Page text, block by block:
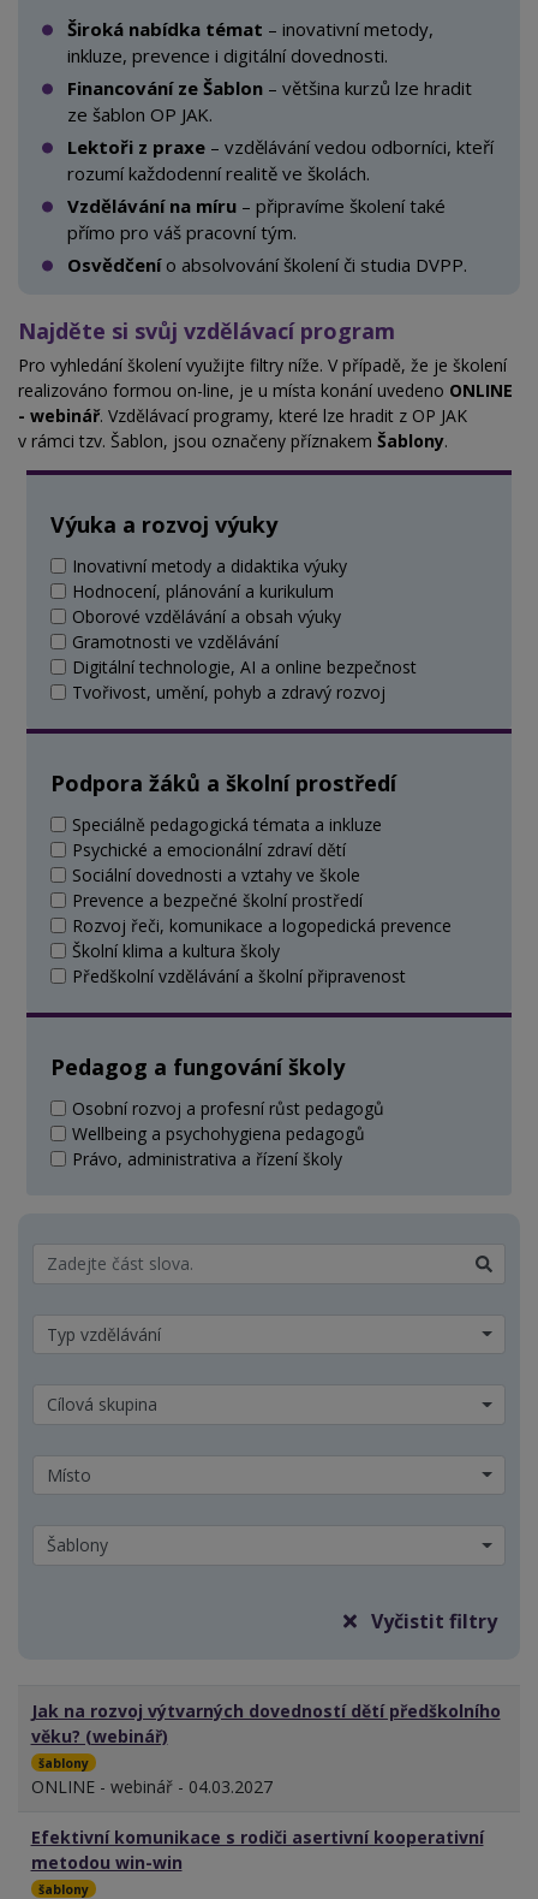
Široká nabídka témat – inovativní metody,
inkluze, prevence i digitální dovednosti.
Financování ze Šablon – většina kurzů lze hradit
ze šablon OP JAK.
Lektoři z praxe – vzdělávání vedou odborníci, kteří
rozumí každodenní realitě ve školách.
Vzdělávání na míru – připravíme školení také
přímo pro váš pracovní tým.
Osvědčenío absolvování školení či studia DVPP.
Najděte si svůj vzdělávací program
Pro vyhledání školení využijte filtry níže. V případě, že je školení
realizováno formou on-line, je u místa konání uvedeno ONLINE
- webinář. Vzdělávací programy, které lze hradit z OP JAK
v rámci tzv. Šablon, jsou označeny příznakem Šablony.
Výuka a rozvoj výuky
Inovativní metody a didaktika výuky
Hodnocení, plánování a kurikulum
Oborové vzdělávání a obsah výuky
Gramotnosti ve vzdělávání
Digitální technologie, AI a online bezpečnost
Tvořivost, umění, pohyb a zdravý rozvoj
Podpora žáků a školní prostředí
Speciálně pedagogická témata a inkluze
Psychické a emocionální zdraví dětí
Sociální dovednosti a vztahy ve škole
Prevence a bezpečné školní prostředí
Rozvoj řeči, komunikace a logopedická prevence
Školní klima a kultura školy
Předškolní vzdělávání a školní připravenost
Pedagog a fungování školy
Osobní rozvoj a profesní růst pedagogů
Wellbeing a psychohygiena pedagogů
Právo, administrativa a řízení školy
Typ vzdělávání
Cílová skupina
Místo
Šablony
Vyčistit filtry
Jak na rozvoj výtvarných dovedností dětí předškolního
věku? (webinář)
šablony
ONLINE - webinář - 04.03.2027
Efektivní komunikace s rodiči asertivní kooperativní
metodou win-win
šablony